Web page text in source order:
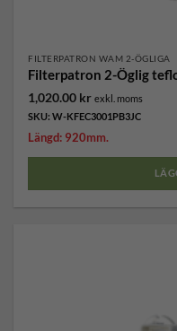
FILTERPATRON WAM 2-ÖGLIGA
Filterpatron 2-Öglig
1,020.00 kr exkl. moms
SKU: W-KFEC3001PB3JC
Längd: 920mm.